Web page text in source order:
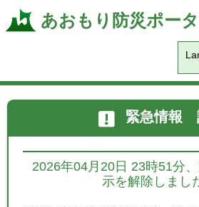
あおもり防災ポー
緊急情報
2026年04月20日 23時51分
示を解除しまし